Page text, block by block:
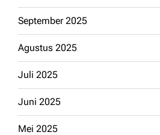
September 2025
Agustus 2025
Juli 2025
Juni 2025
Mei 2025